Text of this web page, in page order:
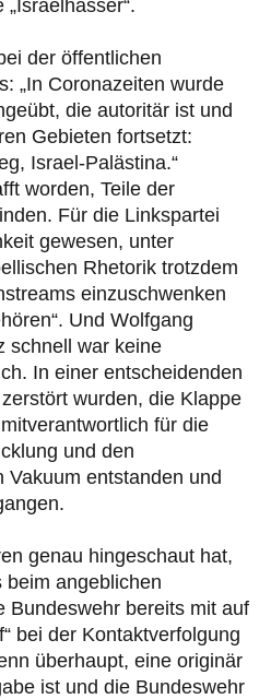
„Israelhasser“.
der öffentlichen
„In Coronazeiten wurde
die autoritär ist und
Gebieten fortsetzt:
Israel-Palästina.“
worden, Teile der
Für die Linkspartei
gewesen, unter
Rhetorik trotzdem
einzuschwenken
Und Wolfgang
schnell war keine
In einer entscheidenden
wurden, die Klappe
für die
und den
Vakuum entstanden und
genau hingeschaut hat,
beim angeblichen
Bundeswehr bereits mit auf
bei der Kontaktverfolgung
überhaupt, eine originär
ist und die Bundeswehr